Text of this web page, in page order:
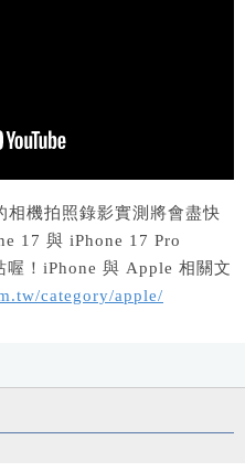
相機拍照錄影實測將會盡快
17 與 iPhone 17 Pro
！iPhone 與 Apple 相關文
category/apple/